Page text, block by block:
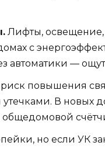
Лифты,
с
автоматики —
повышения
утечками. В
общедомовой
но если УК